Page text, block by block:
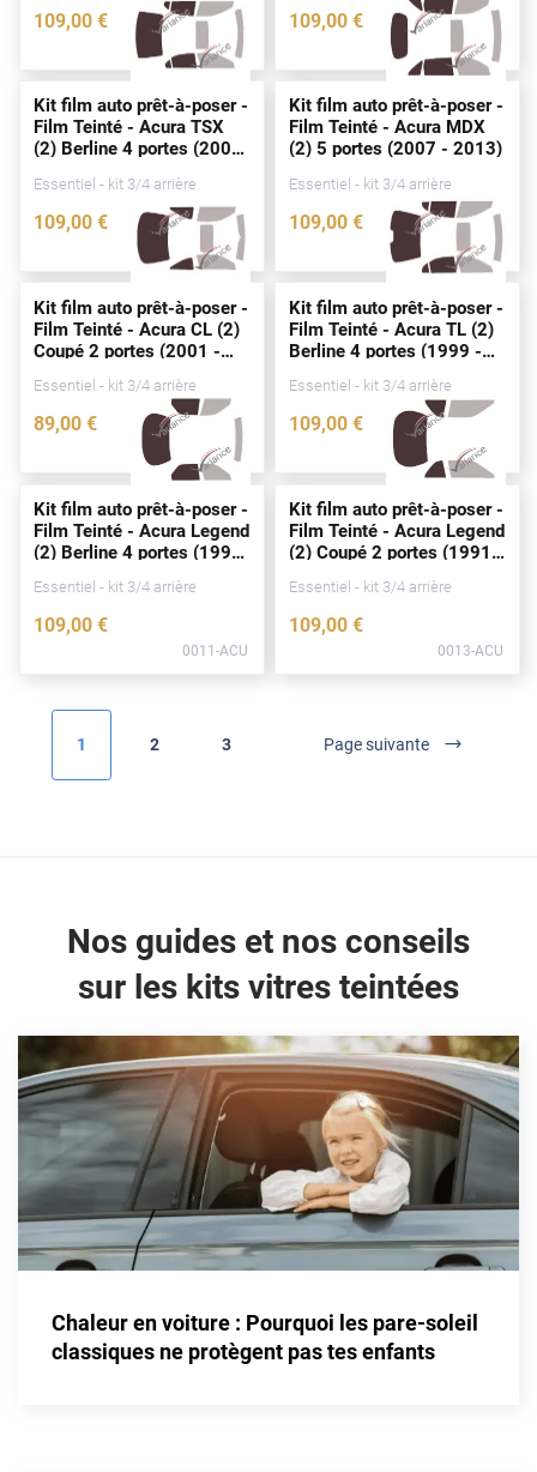
Dacia
Daewoo
Daihatsu
Dodge
Dongfeng
Ds
Ebro
Fiat
Fisker
Geely
Great
Holden
Honda
Hummer
Ineos
Isuzu
109,00 €
3831-ACU
109,00 €
3010-ACU
Kit film auto prêt-à-poser -
Film Teinté - Acura TSX
(2) Berline 4portes (2008
Essentiel - kit 3/4 arrière
109,00 €
0027-ACU
Kit film auto prêt-à-poser -
Film Teinté - Acura MDX
(2) 5portes (2007 - 2013)
Essentiel - kit 3/4 arrière
109,00 €
0015-ACU
Kit film auto prêt-à-poser -
Film Teinté - Acura CL (2)
Coupé 2portes (2001 -
Essentiel - kit 3/4 arrière
89,00 €
0002-ACU
Kit film auto prêt-à-poser -
Film Teinté - Acura TL (2)
Berline 4portes (1999 -
Essentiel - kit 3/4 arrière
109,00 €
0024-ACU
Kit film auto prêt-à-poser -
Film Teinté - Acura Legend
(2) Berline 4portes (1991
Essentiel - kit 3/4 arrière
109,00 €
0011-ACU
Kit film auto prêt-à-poser -
Film Teinté - Acura Legend
(2) Coupé 2portes (1991 -
Essentiel - kit 3/4 arrière
109,00 €
0013-ACU
1 2 3 Page suivante
Nos guides et nos conseils
sur les kits vitres teintées
Chaleur en voiture : Pourquoi les pare-soleil
classiques ne protègent pas tes enfants